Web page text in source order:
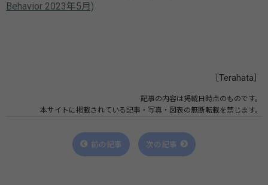
Behavior 2023年5月)
［Terahata］
記事の内容は掲載日時点のものです。
本サイトに掲載されている記事・写真・図表の無断転載を禁じます。
前の記事 次の記事